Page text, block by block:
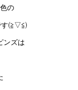
の
す(≧▽≦)
ンズは